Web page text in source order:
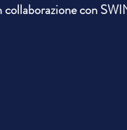
collaborazione con